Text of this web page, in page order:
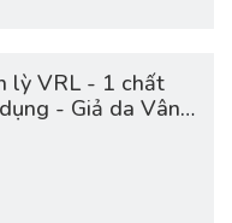
lỳ VRL - 1 chất
- Giả da Vân